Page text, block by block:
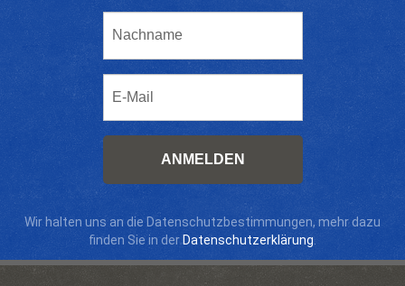
ANMELDEN
Wir halten uns an die Datenschutzbestimmungen, mehr dazu
finden Sie in derDatenschutzerklärung.